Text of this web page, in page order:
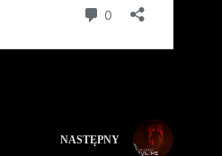
NASTĘPNY